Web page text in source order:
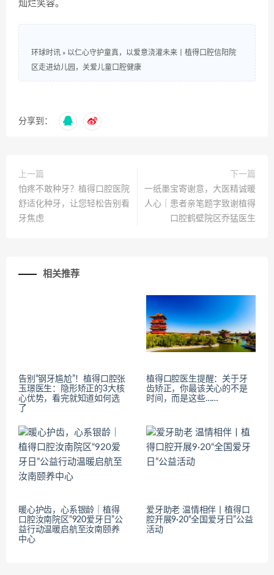
灿烂笑容。
环球时讯 » 以仁心守护童真，以爱意浇灌未来丨植得口腔信阳院
区走进幼儿园，关爱儿童口腔健康
分享到：
上一篇
怕疼不敢种牙？植得口腔医院
舒适化种牙，让您轻松告别看
牙焦虑
下一篇
一纸墨宝寄谢意，大医精诚暖
人心｜患者亲笔题字致谢植得
口腔鹤壁院区乔猛医生
相关推荐
告别“钢牙尴尬”！植得口腔张
玉璟医生：隐形矫正的3大核
心优势，看完就知道如何选
了
植得口腔医生提醒：关于牙
齿矫正，你最该关心的不是
时间，而是这些……
暖心护齿，心系银龄｜植得
口腔汝南院区“920爱牙日”公
益行动温暖启航至汝南颐养
中心
爱牙助老 温情相伴丨植得口
腔开展9·20“全国爱牙日”公益
活动